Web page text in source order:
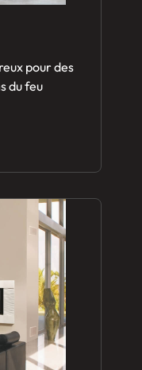
pour des
du feu